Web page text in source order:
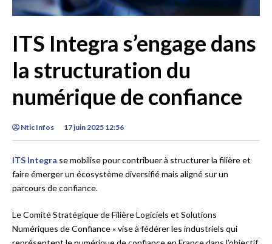
ITS Integra s’engage dans
la structuration du
numérique de confiance
Ntic Infos 17 juin 2025 12:56
ITS Integra se mobilise pour contribuer à structurer la filière et
faire émerger un écosystème diversifié mais aligné sur un
parcours de confiance.
Le Comité Stratégique de Filière Logiciels et Solutions
Numériques de Confiance « vise à fédérer les industriels qui